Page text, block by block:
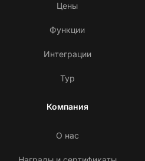
Цены
Функции
Интеграции
Тур
Компания
О нас